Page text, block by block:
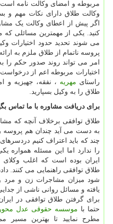
مربوطه و امضای وکالت نامه
وکالت طلاق دارای نکات مهم و
اگر پیش از اعطای وکالت یک
کنید. یکی از مهمترین مسائلی که
می شوند تحدید حدود اختیارات
پروسه ناتمام از طلاق ملزم به
امر می تواند روند صدور حکم را
اختیارات مربوطه اعم از
راستای مهریه ، نفقه، جهیزیه و
طلاق را به وکیل بسپارید.
برای دریافت مشاوره با ما تماس
طلاق توافقی برخلاف آنچه که
به دست می آید چندان هم
چند که باید اعتراف کنیم
را ندارد اما این مسئله همواره
ایران بوده است که اغلب وکلای
طلاق توافقی راهنمایی می کنند.
شود میزان مشاجرات زن و مرد
یافته و مسائل روانی ناشی از
برای گرفتن طلاق توافقی در
حتما با موسسه حقوقی عدل محور
مطرح نمایید تا بهترین مسیر